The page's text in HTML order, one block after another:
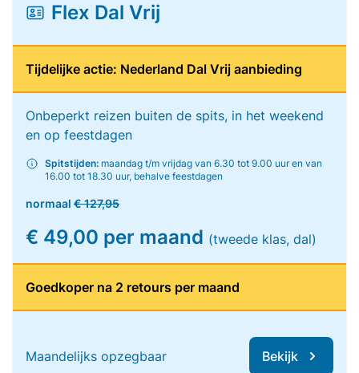
Flex Dal Vrij
Tijdelijke actie: Nederland Dal Vrij aanbieding
Onbeperkt reizen buiten de spits, in het weekend
en op feestdagen
Spitstijden: maandag t/m vrijdag van 6.30 tot 9.00 uur en van
16.00 tot 18.30 uur, behalve feestdagen
normaal € 127,95
€ 49,00 per maand (tweede klas, dal)
Goedkoper na 2 retours per maand
Maandelijks opzegbaar Bekijk